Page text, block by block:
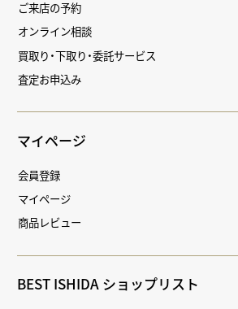
ご来店の予約
オンライン相談
買取り・下取り・委託サービス
査定お申込み
マイページ
会員登録
マイページ
商品レビュー
BEST ISHIDA ショップリスト